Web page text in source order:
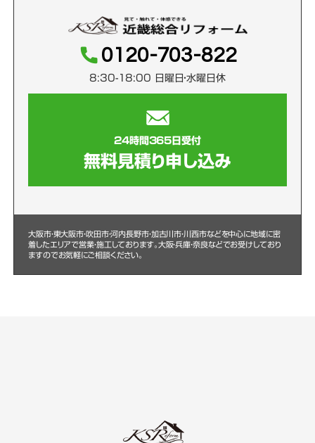
0120-703-822
8:30-18:00 日曜日・水曜日休
24時間365日受付
無料見積り申し込み
大阪市・東大阪市・吹田市・河内長野市・加古川市・川西市などを中心に地域に密
着したエリアで営業・施工しております。大阪・兵庫・奈良などでお受けしており
ますのでお気軽にご相談ください。